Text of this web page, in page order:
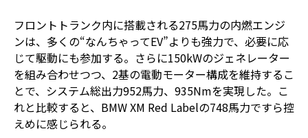
フロントトランク内に搭載される275馬力の内燃エンジ
ンは、多くの“なんちゃってEV”よりも強力で、必要に応
じて駆動にも参加する。さらに150kWのジェネレーター
を組み合わせつつ、2基の電動モーター構成を維持するこ
とで、システム総出力952馬力、935Nmを実現した。こ
れと比較すると、BMW XM Red Labelの748馬力ですら控
えめに感じられる。